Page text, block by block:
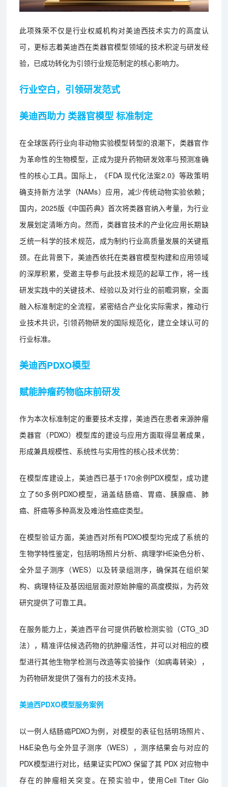
此项殊荣不仅是行业权威机构对美迪西技术实力的高度认
可，更标志着美迪西在类器官模型领域的技术积淀与研发经
验，已成功转化为引领行业规范制定的核心影响力。
行业空白，引领研发范式
美迪西助力 类器官模型 标准制定
在全球医药行业向非动物实验模型转型的浪潮下，类器官作
为革命性的生物模型，正成为提升药物研发效率与预测准确
性的核心工具。国际上，《FDA 现代化法案2.0》等政策明
确支持新方法学（NAMs）应用，减少传统动物实验依赖；
国内，2025版《中国药典》首次将类器官纳入考量，为行业
发展划定清晰方向。然而，类器官技术的产业化应用长期缺
乏统一科学的技术规范，成为制约行业高质量发展的关键瓶
颈。在此背景下，美迪西依托在类器官模型构建和应用领域
的深厚积累，受邀主导参与此技术规范的起草工作，将一线
研发实践中的关键技术、经验以及对行业的前瞻洞察，全面
融入标准制定的全流程，紧密结合产业化实际需求，推动行
业技术共识，引领药物研发的国际规范化，建立全球认可的
行业标准。
美迪西PDXO模型
赋能肿瘤药物临床前研发
作为本次标准制定的重要技术支撑，美迪西在患者来源肿瘤
类器官（PDXO）模型库的建设与应用方面取得显著成果，
形成兼具规模性、系统性与实用性的核心技术优势：
在模型库建设上，美迪西已基于170余例PDX模型，成功建
立了50多例PDXO模型，涵盖结肠癌、胃癌、胰腺癌、肺
癌、肝癌等多种高发及难治性癌症类型。
在模型验证方面，美迪西对所有PDXO模型均完成了系统的
生物学特性鉴定，包括明场照片分析、病理学HE染色分析、
全外显子测序（WES）以及转录组测序，确保其在组织架
构、病理特征及基因组层面对原始肿瘤的高度模拟，为药效
研究提供了可靠工具。
在服务能力上，美迪西平台可提供药敏检测实验（CTG_3D
法），精准评估候选药物的抗肿瘤活性，并可以对相应的模
型进行其他生物学检测与改造等实验操作（如病毒转染），
为药物研发提供了强有力的技术支持。
美迪西PDXO模型服务案例
以一例人结肠癌PDXO为例，对模型的表征包括明场照片、
H&E染色与全外显子测序（WES），测序结果会与对应的
PDX模型进行对比，结果证实PDXO 保留了其 PDX 对应物中
存在的肿瘤相关突变。在预实验中，使用Cell Titer Glo